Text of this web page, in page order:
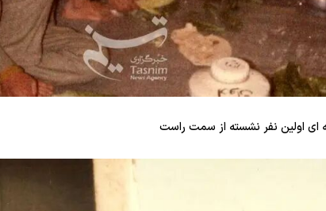
ای اولین نفر نشسته از سمت راست